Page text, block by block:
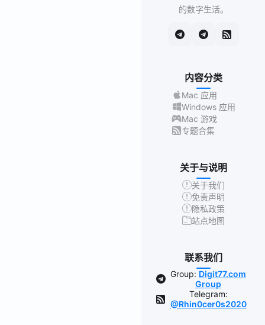
的数字生活。
内容分类
Mac 应用
Windows 应用
Mac 游戏
专题合集
关于与说明
关于我们
免责声明
隐私政策
站点地图
联系我们
Group: Digit77.com
Group
Telegram:
@Rhin0cer0s2020